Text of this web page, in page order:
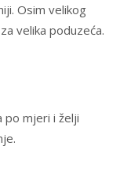
Osim velikog
velika poduzeća.
po mjeri i želji